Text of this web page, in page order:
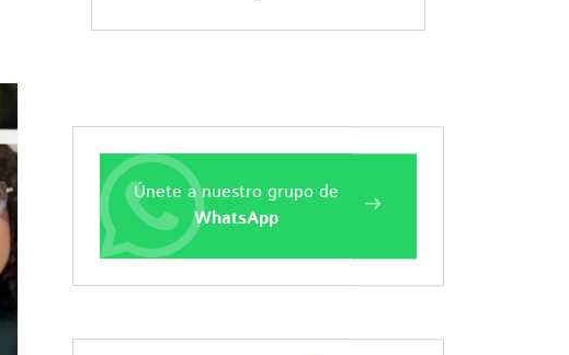
Morelos
Únete a nuestro grupo de
WhatsApp